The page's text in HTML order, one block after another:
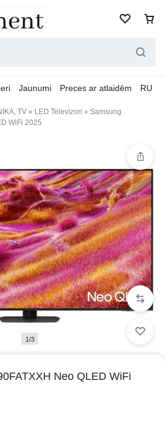
Jaunumi Preces ar atlaidēm RU
TV » LED Televizori » Samsung
WiFi 2025
1/3
Neo QLED WiFi